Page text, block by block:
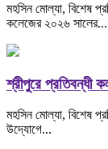
মহসিন মোল্যা, বিশেষ
কলেজের ২০২৬ সালের...
শ্রীপুরে প্রতিবন্ধী
মহসিন মোল্যা, বিশেষ
উদ্যোগে...